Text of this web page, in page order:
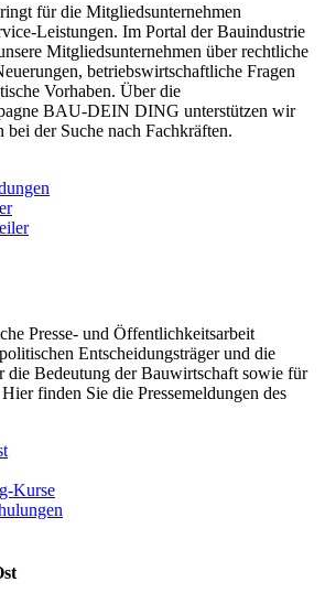
für die Mitgliedsunternehmen
Leistungen. Im Portal der Bauindustrie
Mitgliedsunternehmen über rechtliche
betriebswirtschaftliche Fragen
Vorhaben. Über die
BAU-DEIN DING unterstützen wir
bei der Suche nach Fachkräften.
Presse- und Öffentlichkeitsarbeit
Entscheidungsträger und die
Bedeutung der Bauwirtschaft sowie für
finden Sie die Pressemeldungen des
Kurse